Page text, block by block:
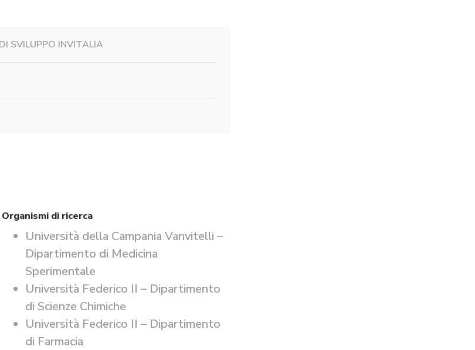
SVILUPPO INVITALIA
Organismi di ricerca
Università della Campania Vanvitelli –
Dipartimento di Medicina
Sperimentale
Università Federico II – Dipartimento
di Scienze Chimiche
Università Federico II – Dipartimento
di Farmacia